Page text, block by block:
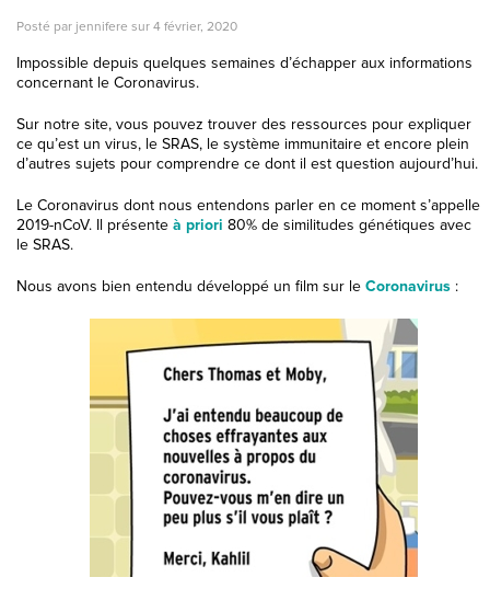
Posté par jennifere sur 4 février, 2020
Impossible depuis quelques semaines d’échapper aux informations
concernant le Coronavirus.
Sur notre site, vous pouvez trouver des ressources pour expliquer
ce qu’est un virus, le SRAS, le système immunitaire et encore plein
d’autres sujets pour comprendre ce dont il est question aujourd’hui.
Le Coronavirus dont nous entendons parler en ce moment s’appelle
2019-nCoV. Il présente à priori 80% de similitudes génétiques avec
le SRAS.
Nous avons bien entendu développé un film sur le Coronavirus :